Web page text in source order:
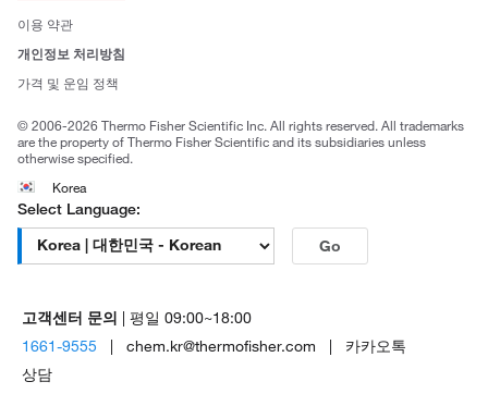
사회적 책임
브랜드
이용 약관
개인정보 처리방침
가격 및 운임 정책
© 2006-2026 Thermo Fisher Scientific Inc. All rights reserved. All trademarks
are the property of Thermo Fisher Scientific and its subsidiaries unless
otherwise specified.
Korea
Select Language:
Go
고객센터 문의 | 평일 09:00~18:00
1661-9555 | chem.kr@thermofisher.com | 카카오톡
상담